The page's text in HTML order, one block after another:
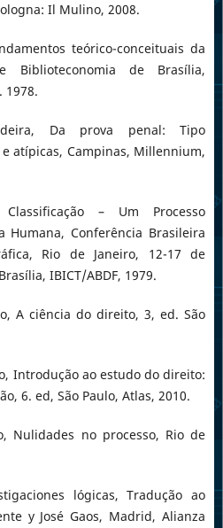
Il Mulino, 2008.
teórico-conceituais da
Biblioteconomia de Brasília,
1978.
Da prova penal: Tipo
atípicas, Campinas, Millennium,
Classificação – Um Processo
Humana, Conferência Brasileira
Rio de Janeiro, 12-17 de
IBICT/ABDF, 1979.
A ciência do direito, 3, ed. São
Introdução ao estudo do direito:
6. ed, São Paulo, Atlas, 2010.
Nulidades no processo, Rio de
lógicas, Tradução ao
y José Gaos, Madrid, Alianza